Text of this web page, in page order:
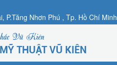
P.Tăng Nhơn Phú , Tp. Hồ Chí Minh
Vũ Kiên
THUẬT VŨ KIÊN